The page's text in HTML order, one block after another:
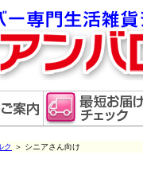
ク ＞ シニアさん向け